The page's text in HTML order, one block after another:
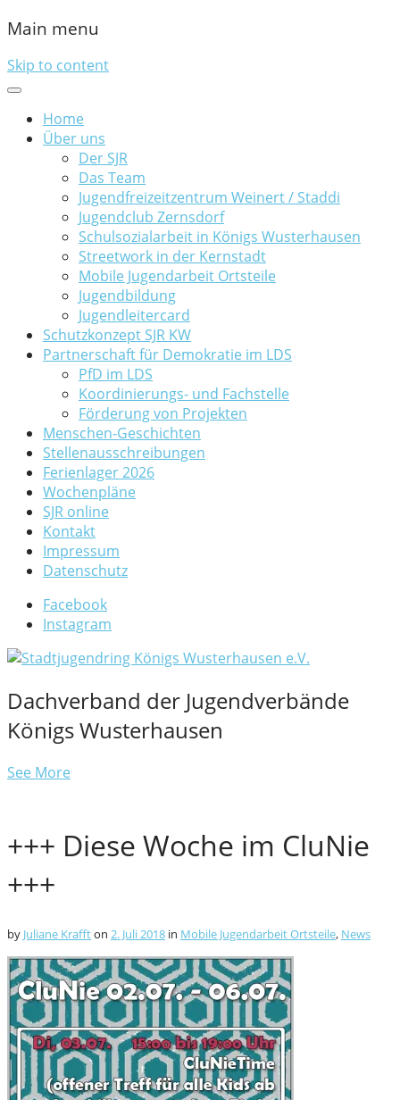
Main menu
Skip to content
Home
Über uns
Der SJR
Das Team
Jugendfreizeitzentrum Weinert / Staddi
Jugendclub Zernsdorf
Schulsozialarbeit in Königs Wusterhausen
Streetwork in der Kernstadt
Mobile Jugendarbeit Ortsteile
Jugendbildung
Jugendleitercard
Schutzkonzept SJR KW
Partnerschaft für Demokratie im LDS
PfD im LDS
Koordinierungs- und Fachstelle
Förderung von Projekten
Menschen-Geschichten
Stellenausschreibungen
Ferienlager 2026
Wochenpläne
SJR online
Kontakt
Impressum
Datenschutz
Facebook
Instagram
Dachverband der Jugendverbände
Königs Wusterhausen
See More
+++ Diese Woche im CluNie
+++
by Juliane Kraffton 2. Juli 2018 in Mobile Jugendarbeit Ortsteile, News